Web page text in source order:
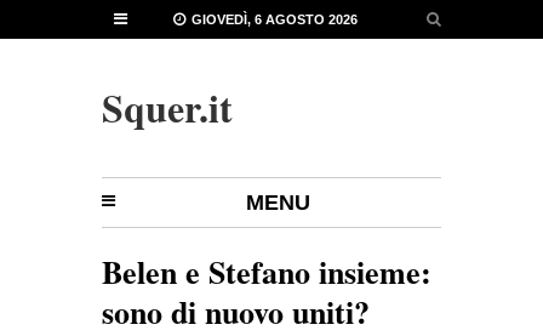
GIOVEDÌ, 6 AGOSTO 2026
Squer.it
MENU
Belen e Stefano insieme:
sono di nuovo uniti?